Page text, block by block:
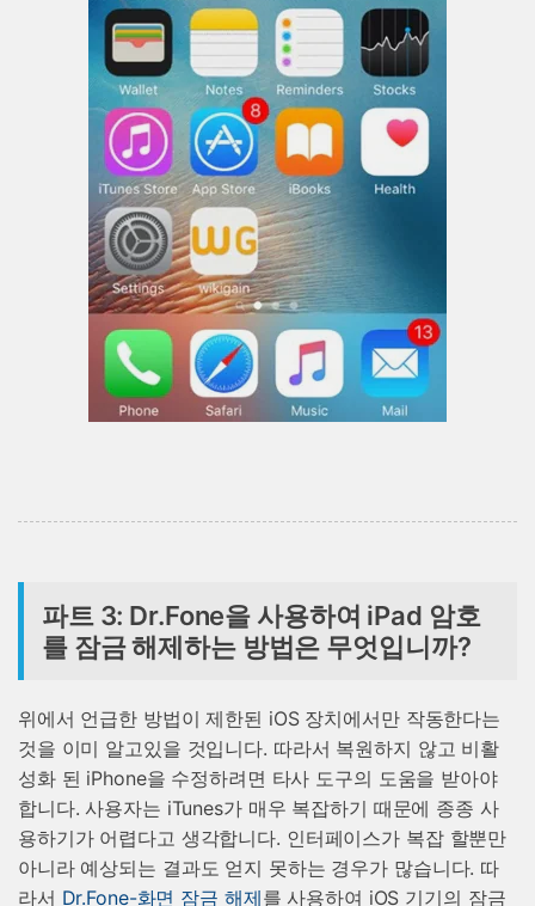
파트 3: Dr.Fone을 사용하여 iPad 암호
를 잠금 해제하는 방법은 무엇입니까?
위에서 언급한 방법이 제한된 iOS 장치에서만 작동한다는
것을 이미 알고있을 것입니다. 따라서 복원하지 않고 비활
성화 된 iPhone을 수정하려면 타사 도구의 도움을 받아야
합니다. 사용자는 iTunes가 매우 복잡하기 때문에 종종 사
용하기가 어렵다고 생각합니다. 인터페이스가 복잡 할뿐만
아니라 예상되는 결과도 얻지 못하는 경우가 많습니다. 따
라서 Dr.Fone-화면 잠금 해제를 사용하여 iOS 기기의 잠금